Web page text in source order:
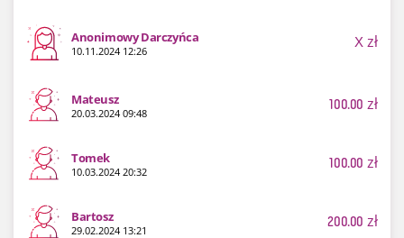
Anonimowy Darczyńca
10.11.2024 12:26 Xzł
Mateusz
20.03.2024 09:48 100.00 zł
Tomek
10.03.2024 20:32 100.00 zł
Bartosz
29.02.2024 13:21 200.00 zł